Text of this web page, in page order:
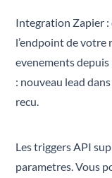
Integration Zapier :
l’endpoint de votre
evenements
: nouveau lead
recu.
Les triggers API
parametres. Vous